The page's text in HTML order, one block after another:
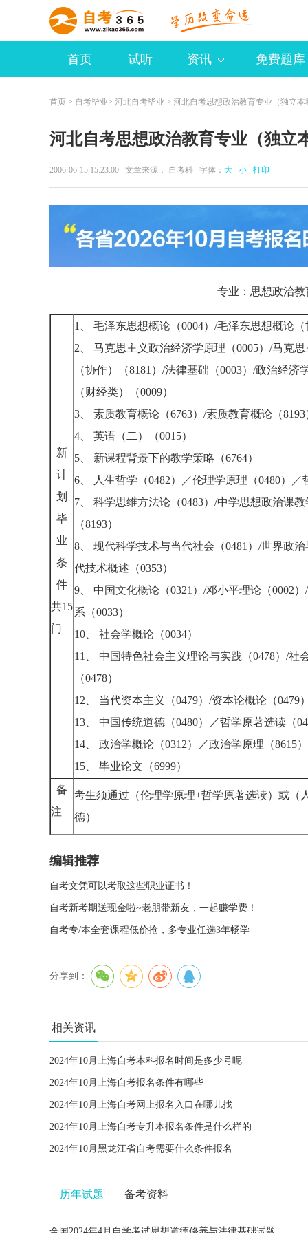
首页 试听 资讯 免费题库
首页 > 自考毕业> 河北自考毕业 > 河北自考思想政治教育专业（独立本
河北自考思想政治教育专业（独立
2006-06-15 15:23:00 文章来源： 自考科 字体： 大 小 打印
专业：思想政治
新
计
划
毕
业
条
件
共15
门
1、 毛泽东思想概论（0004）/毛泽东思想概论
2、 马克思主义政治经济学原理（0005）/马克
（协作）（8181）/法律基础（0003）/政治经济
（财经类）（0009）
3、 素质教育概论（6763）/素质教育概论（
4、 英语（二）（0015）
5、 新课程背景下的教学策略（6764）
6、 人生哲学（0482）／伦理学原理（0480）／
7、 科学思维方法论（0483）/中学思想政治课
（8193）
8、 现代科学技术与当代社会（0481）/世界政
代技术概述（0353）
9、 中国文化概论（0321）/邓小平理论（0002
系（0033）
10、 社会学概论（0034）
11、 中国特色社会主义理论与实践（0478）/社
（0478）
12、 当代资本主义（0479）/资本论概论（0479
13、 中国传统道德（0480）／哲学原著选读（
14、 政治学概论（0312）／政治学原理（8615）
15、 毕业论文（6999）
备
注
考生须通过（伦理学原理+哲学原著选读）或（
德）
编辑推荐
自考文凭可以考取这些职业证书！
自考新考期送现金啦~老朋带新友，一起赚学费！
自考专/本全套课程低价抢，多专业任选3年畅学
分享到：
相关资讯
2024年10月上海自考本科报名时间是多少号呢
2024年10月上海自考报名条件有哪些
2024年10月上海自考网上报名入口在哪儿找
2024年10月上海自考专升本报名条件是什么样的
2024年10月黑龙江省自考需要什么条件报名
历年试题 备考资料